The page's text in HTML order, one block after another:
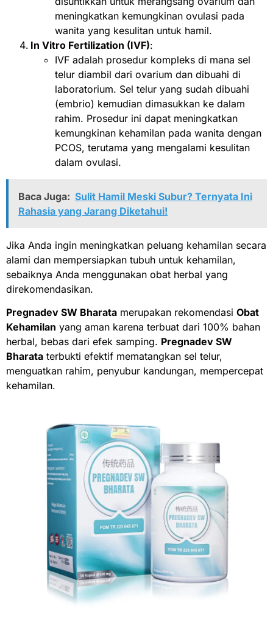
meningkatkan kemungkinan ovulasi pada
wanita yang kesulitan untuk hamil.
In Vitro Fertilization (IVF):
IVF adalah prosedur kompleks di mana sel
telur diambil dari ovarium dan dibuahi di
laboratorium. Sel telur yang sudah dibuahi
(embrio) kemudian dimasukkan ke dalam
rahim. Prosedur ini dapat meningkatkan
kemungkinan kehamilan pada wanita dengan
PCOS, terutama yang mengalami kesulitan
dalam ovulasi.
Baca Juga: Sulit Hamil Meski Subur? Ternyata Ini
Rahasia yang Jarang Diketahui!
Jika Anda ingin meningkatkan peluang kehamilan secara
alami dan mempersiapkan tubuh untuk kehamilan,
sebaiknya Anda menggunakan obat herbal yang
direkomendasikan.
Pregnadev SW Bharata merupakan rekomendasi Obat
Kehamilan yang aman karena terbuat dari 100% bahan
herbal, bebas dari efek samping. Pregnadev SW
Bharata terbukti efektif mematangkan sel telur,
menguatkan rahim, penyubur kandungan, mempercepat
kehamilan.